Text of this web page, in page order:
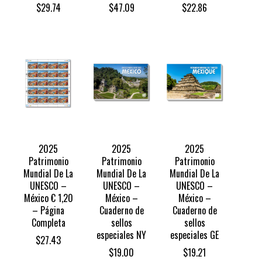
$29.74
$47.09
$22.86
2025
Patrimonio
Mundial De La
UNESCO –
México € 1,20
– Página
Completa
$27.43
2025
Patrimonio
Mundial De La
UNESCO –
México –
Cuaderno de
sellos
especiales NY
$19.00
2025
Patrimonio
Mundial De La
UNESCO –
México –
Cuaderno de
sellos
especiales GE
$19.21